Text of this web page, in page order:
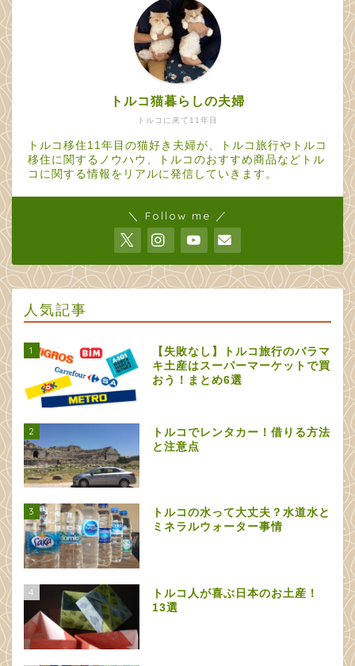
トルコに来て11年目
トルコ猫暮らしの夫婦
トルコ移住11年目の猫好き夫婦が、トルコ旅行やトルコ
移住に関するノウハウ、トルコのおすすめ商品などトル
コに関する情報をリアルに発信していきます。
＼ Follow me ／
人気記事
1
【失敗なし】トルコ旅行のバラマ
キ土産はスーパーマーケットで買
おう！まとめ6選
2
トルコでレンタカー！借りる方法
と注意点
3
トルコの水って大丈夫？水道水と
ミネラルウォーター事情
4
トルコ人が喜ぶ日本のお土産！
13選